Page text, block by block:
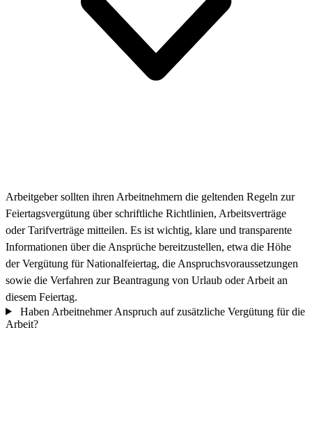
Arbeitgeber sollten ihren Arbeitnehmern die geltenden Regeln zur
Feiertagsvergütung über schriftliche Richtlinien, Arbeitsverträge
oder Tarifverträge mitteilen. Es ist wichtig, klare und transparente
Informationen über die Ansprüche bereitzustellen, etwa die Höhe
der Vergütung für Nationalfeiertag, die Anspruchsvoraussetzungen
sowie die Verfahren zur Beantragung von Urlaub oder Arbeit an
diesem Feiertag.
Haben Arbeitnehmer Anspruch auf zusätzliche Vergütung für die
Arbeit?